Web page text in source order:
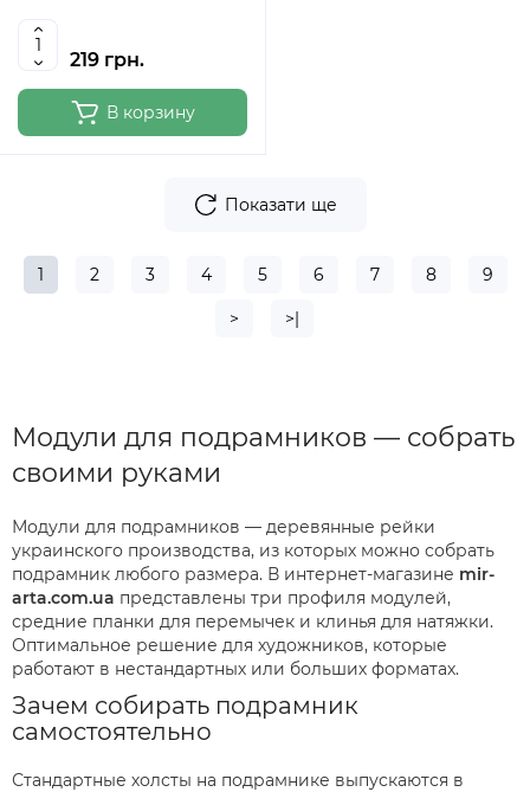
219 грн.
В корзину
Показати ще
1 2 3 4 5 6 7 8 9
> >|
Модули для подрамников — собрать
своими руками
Модули для подрамников — деревянные рейки
украинского производства, из которых можно собрать
подрамник любого размера. В интернет-магазине mir-
arta.com.ua представлены три профиля модулей,
средние планки для перемычек и клинья для натяжки.
Оптимальное решение для художников, которые
работают в нестандартных или больших форматах.
Зачем собирать подрамник
самостоятельно
Стандартные холсты на подрамнике выпускаются в